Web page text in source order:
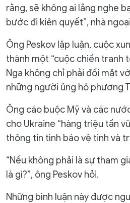
rằng, sẽ không ai lắng nghe
bước đi kiên quyết”, nhà
Ông Peskov lập luận, cuộc
thành một “cuộc chiến tranh
Nga không chỉ phải đối mặt
những người ủng hộ phương
Ông cáo buộc Mỹ và các
cho Ukraine “hàng triệu tấn
thông tin tình báo vệ tinh và
“Nếu không phải là sự tham
là gì?”, ông Peskov hỏi.
Những bình luận này được